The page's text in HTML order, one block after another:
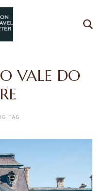
VALE DO
TAG